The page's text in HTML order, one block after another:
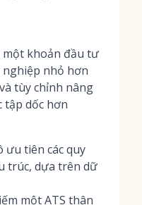
một khoản đầu tư
nghiệp nhỏ hơn
tùy chỉnh nâng
tập dốc hơn
ưu tiên các quy
trúc, dựa trên dữ
một ATS thân